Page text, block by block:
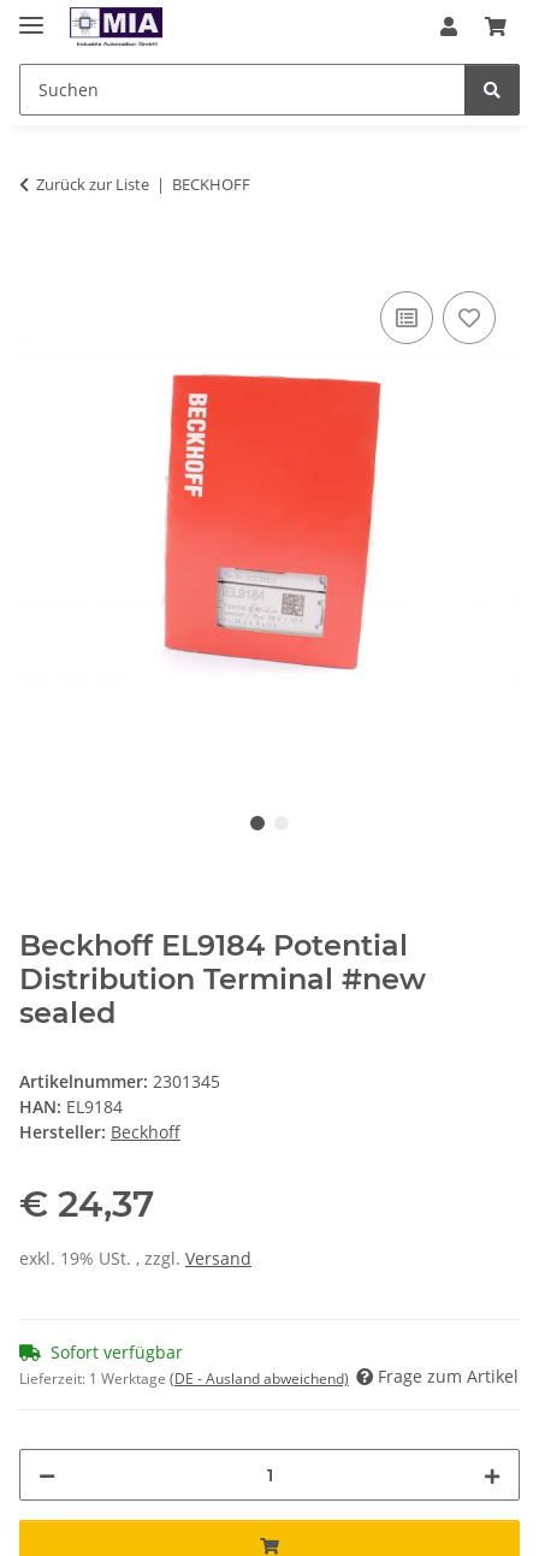
Zurück zur Liste BECKHOFF
Beckhoff EL9184 Potential
Distribution Terminal #new
sealed
Artikelnummer: 2301345
HAN: EL9184
Hersteller: Beckhoff
€ 24,37
exkl. 19% USt. , zzgl. Versand
Sofort verfügbar
Lieferzeit: 1 Werktage (DE - Ausland abweichend) Frage zum Artikel